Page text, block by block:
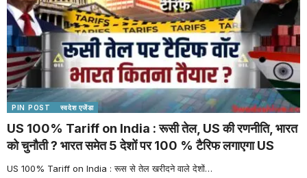
PIN POST स्वदेश एजेंडा
US 100% Tariff on India : रूसी तेल, US की रणनीति, भारत
को चुनौती ? भारत समेत 5 देशों पर 100 % टैरिफ लगाएगा US
US 100% Tariff on India : रूस से तेल खरीदने वाले देशों…